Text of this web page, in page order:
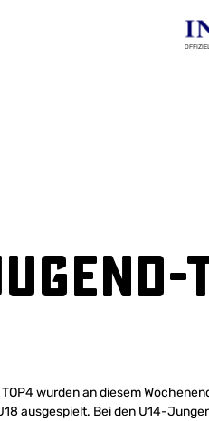
wurden an diesem
ausgespielt. Bei den U14-